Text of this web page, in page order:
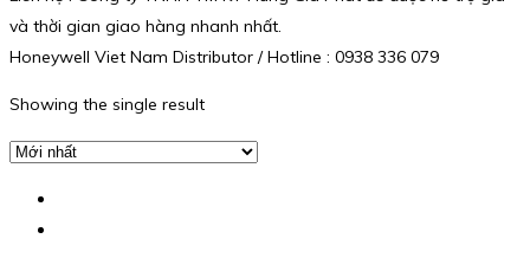
và thời gian giao hàng nhanh nhất.
Honeywell Viet Nam Distributor / Hotline : 0938 336 079
Showing the single result